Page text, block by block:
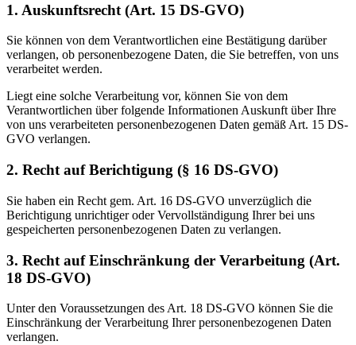
1. Auskunftsrecht (Art. 15 DS-GVO)
Sie können von dem Verantwortlichen eine Bestätigung darüber
verlangen, ob personenbezogene Daten, die Sie betreffen, von uns
verarbeitet werden.
Liegt eine solche Verarbeitung vor, können Sie von dem
Verantwortlichen über folgende Informationen Auskunft über Ihre
von uns verarbeiteten personenbezogenen Daten gemäß Art. 15 DS-
GVO verlangen.
2. Recht auf Berichtigung (§ 16 DS-GVO)
Sie haben ein Recht gem. Art. 16 DS-GVO unverzüglich die
Berichtigung unrichtiger oder Vervollständigung Ihrer bei uns
gespeicherten personenbezogenen Daten zu verlangen.
3. Recht auf Einschränkung der Verarbeitung (Art.
18 DS-GVO)
Unter den Voraussetzungen des Art. 18 DS-GVO können Sie die
Einschränkung der Verarbeitung Ihrer personenbezogenen Daten
verlangen.